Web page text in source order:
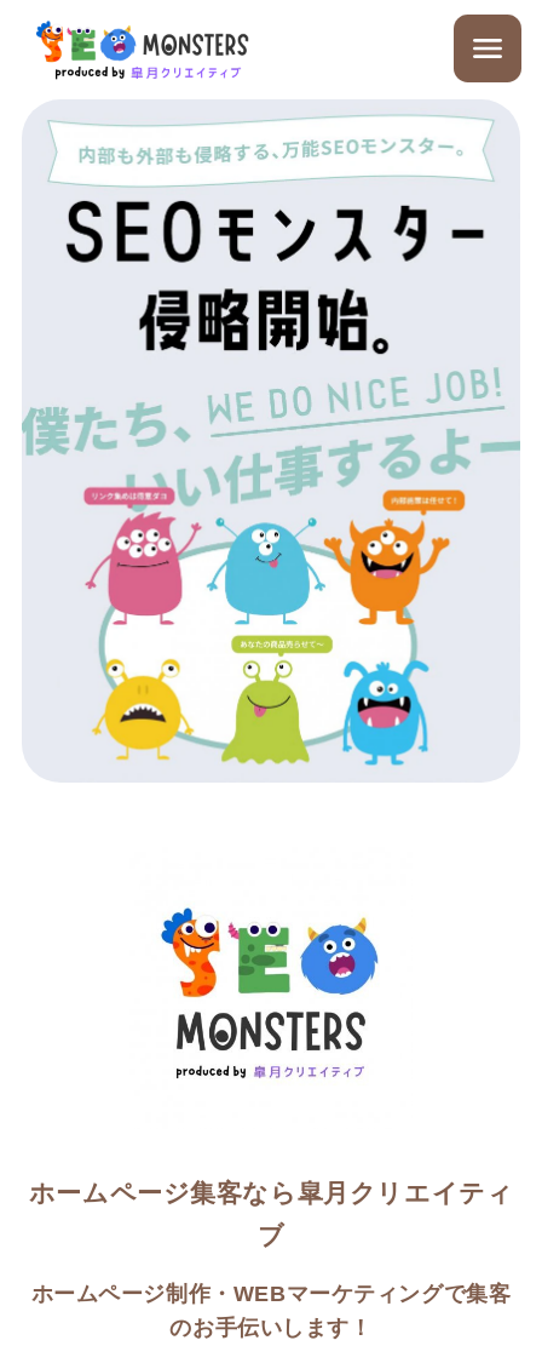
ホームページ集客なら皐月クリエイティ
ブ
ホームページ制作・WEBマーケティングで集客
のお手伝いします！